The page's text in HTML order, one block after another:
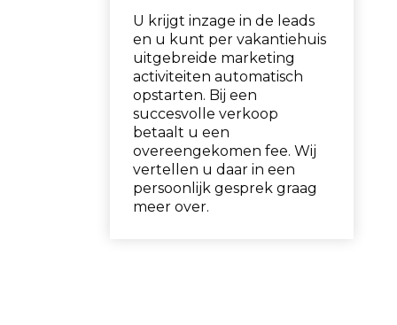
U krijgt inzage in de leads
en u kunt per vakantiehuis
uitgebreide marketing
activiteiten automatisch
opstarten. Bij een
succesvolle verkoop
betaalt u een
overeengekomen fee. Wij
vertellen u daar in een
persoonlijk gesprek graag
meer over.